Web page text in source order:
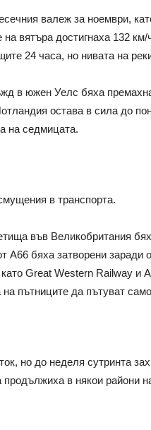
валеж за ноември,
вятъра достигнаха 132
24 часа, но нивата на
в южен Уелс бяха
остава в сила до
на седмицата.
в транспорта.
във Великобритания
А66 бяха затворени заради
Great Western Railway и
на пътниците да пътуват
но до неделя сутринта
продължиха в някои райони